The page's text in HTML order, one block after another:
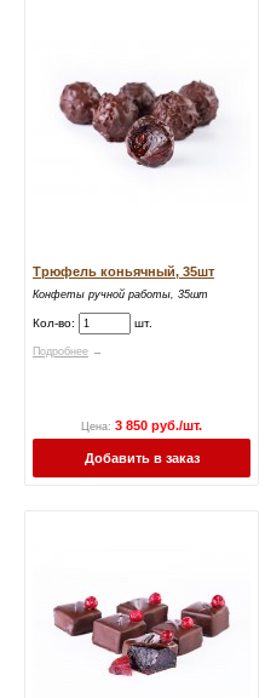
Трюфель коньячный, 35шт
Конфеты ручной работы, 35шт
Кол-во: шт.
Подробнее →
Цена: 3 850 руб./шт.
Добавить в заказ